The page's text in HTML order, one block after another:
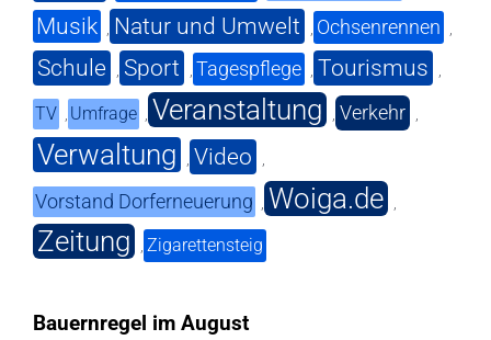
Musik , Natur und Umwelt , Ochsenrennen ,
Schule , Sport , Tagespflege , Tourismus ,
TV , Umfrage , Veranstaltung , Verkehr ,
Verwaltung , Video ,
Vorstand Dorferneuerung , Woiga.de ,
Zeitung , Zigarettensteig
Bauernregel im August